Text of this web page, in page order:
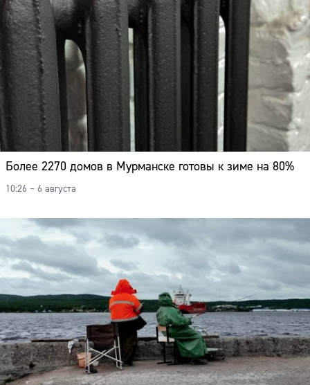
Более 2270 домов в Мурманске готовы к зиме на 80%
10:26 – 6 августа
Адрес:
Телефон: